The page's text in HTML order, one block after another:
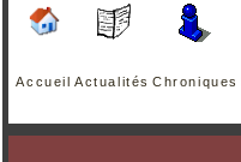
Accueil Actualités Chroniques